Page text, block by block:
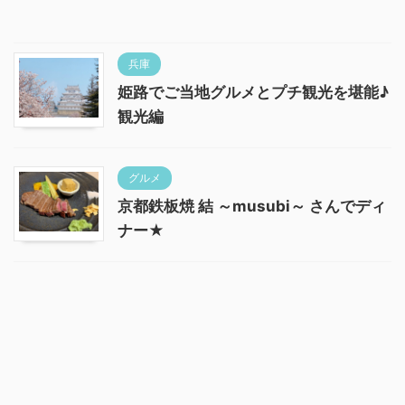
兵庫
姫路でご当地グルメとプチ観光を堪能♪
観光編
グルメ
京都鉄板焼 結 ～musubi～ さんでディ
ナー★